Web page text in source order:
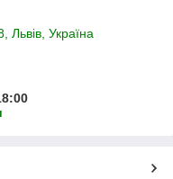
Львів, Україна